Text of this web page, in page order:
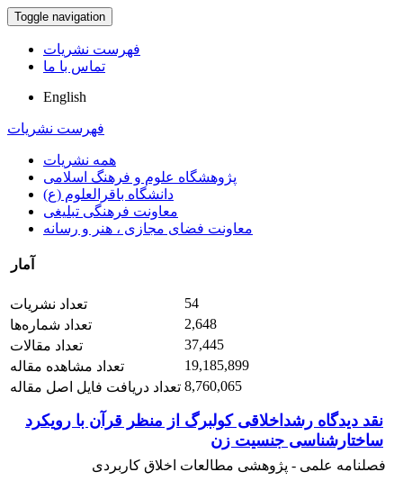
Toggle navigation
فهرست نشریات
تماس با ما
English
فهرست نشریات
همه نشریات
پژوهشگاه علوم و فرهنگ اسلامی
دانشگاه باقرالعلوم (ع)
معاونت فرهنگی تبلیغی
معاونت فضای مجازی ، هنر و رسانه
آمار
تعداد نشریات
54
تعداد شماره‌ها
2,648
تعداد مقالات
37,445
تعداد مشاهده مقاله
19,185,899
تعداد دریافت فایل اصل مقاله 8,760,065
نقد دیدگاه رشداخلاقی کولبرگ از منظر قرآن با رویکرد
ساختارشناسی جنسیت زن
فصلنامه علمی - پژوهشی مطالعات اخلاق کاربردی